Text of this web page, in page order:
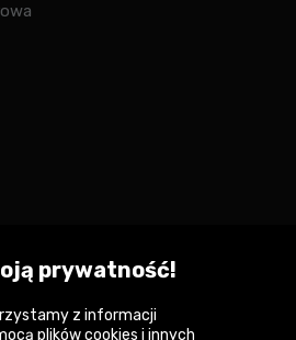
prywatność!
z informacji
plików cookies i innych